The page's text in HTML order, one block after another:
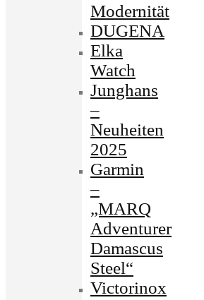
Modernität
DUGENA
Elka
Watch
Junghans
–
Neuheiten
2025
Garmin
–
„MARQ
Adventurer
Damascus
Steel“
Victorinox